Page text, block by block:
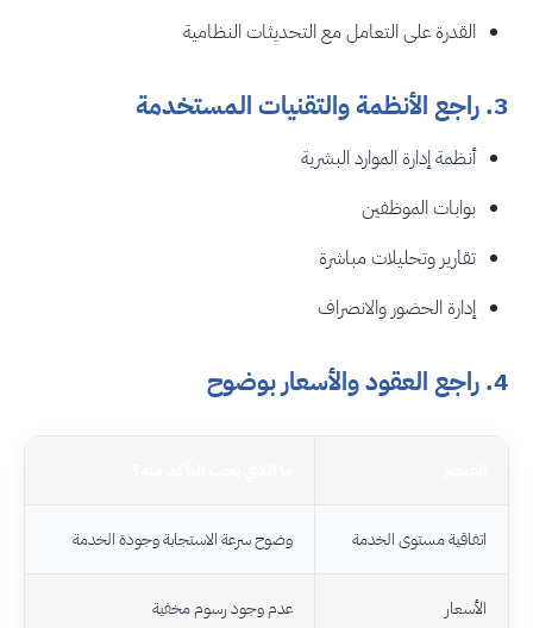
القدرة على التعامل مع التحديثات النظامية
3. راجع الأنظمة والتقنيات المستخدمة
أنظمة إدارة الموارد البشرية
بوابات الموظفين
تقارير وتحليلات مباشرة
إدارة الحضور والانصراف
4. راجع العقود والأسعار بوضوح
اتفاقية مستوى الخدمة وضوح سرعة الاستجابة وجودة الخدمة
الأسعار عدم وجود رسوم مخفية